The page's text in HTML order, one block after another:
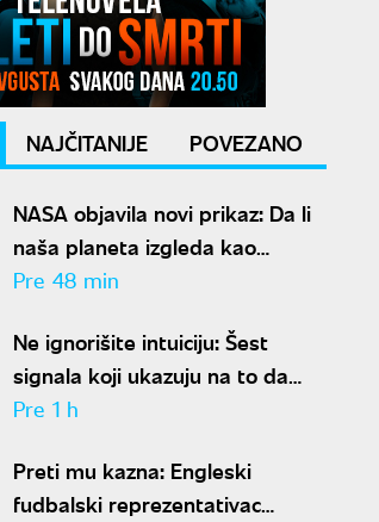
NAJČITANIJE POVEZANO
NASA objavila novi prikaz: Da li
naša planeta izgleda kao
krompir ili kao plavi kliker?
Pre 48 min
Ne ignorišite intuiciju: Šest
signala koji ukazuju na to da
partner krije aferu
Pre 1 h
Preti mu kazna: Engleski
fudbalski reprezentativac